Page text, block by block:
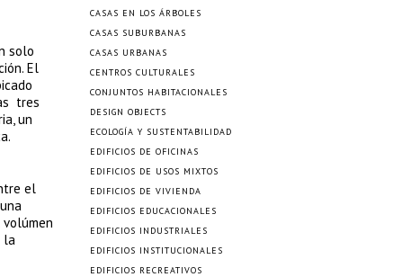
solo
El
tres
un
el
la
CASAS EN LOS ÁRBOLES
CASAS SUBURBANAS
CASAS URBANAS
CENTROS CULTURALES
CONJUNTOS HABITACIONALES
DESIGN OBJECTS
ECOLOGÍA Y SUSTENTABILIDAD
EDIFICIOS DE OFICINAS
EDIFICIOS DE USOS MIXTOS
EDIFICIOS DE VIVIENDA
EDIFICIOS EDUCACIONALES
EDIFICIOS INDUSTRIALES
EDIFICIOS INSTITUCIONALES
EDIFICIOS RECREATIVOS